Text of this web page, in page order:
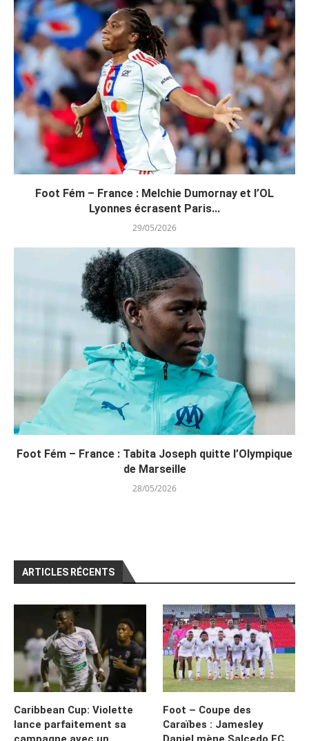
Foot Fém – France : Melchie Dumornay et l’OL
Lyonnes écrasent Paris...
29/05/2026
Foot Fém – France : Tabita Joseph quitte l’Olympique
de Marseille
28/05/2026
ARTICLES RÉCENTS
Caribbean Cup: Violette
lance parfaitement sa
Foot – Coupe des
Caraïbes : Jamesley